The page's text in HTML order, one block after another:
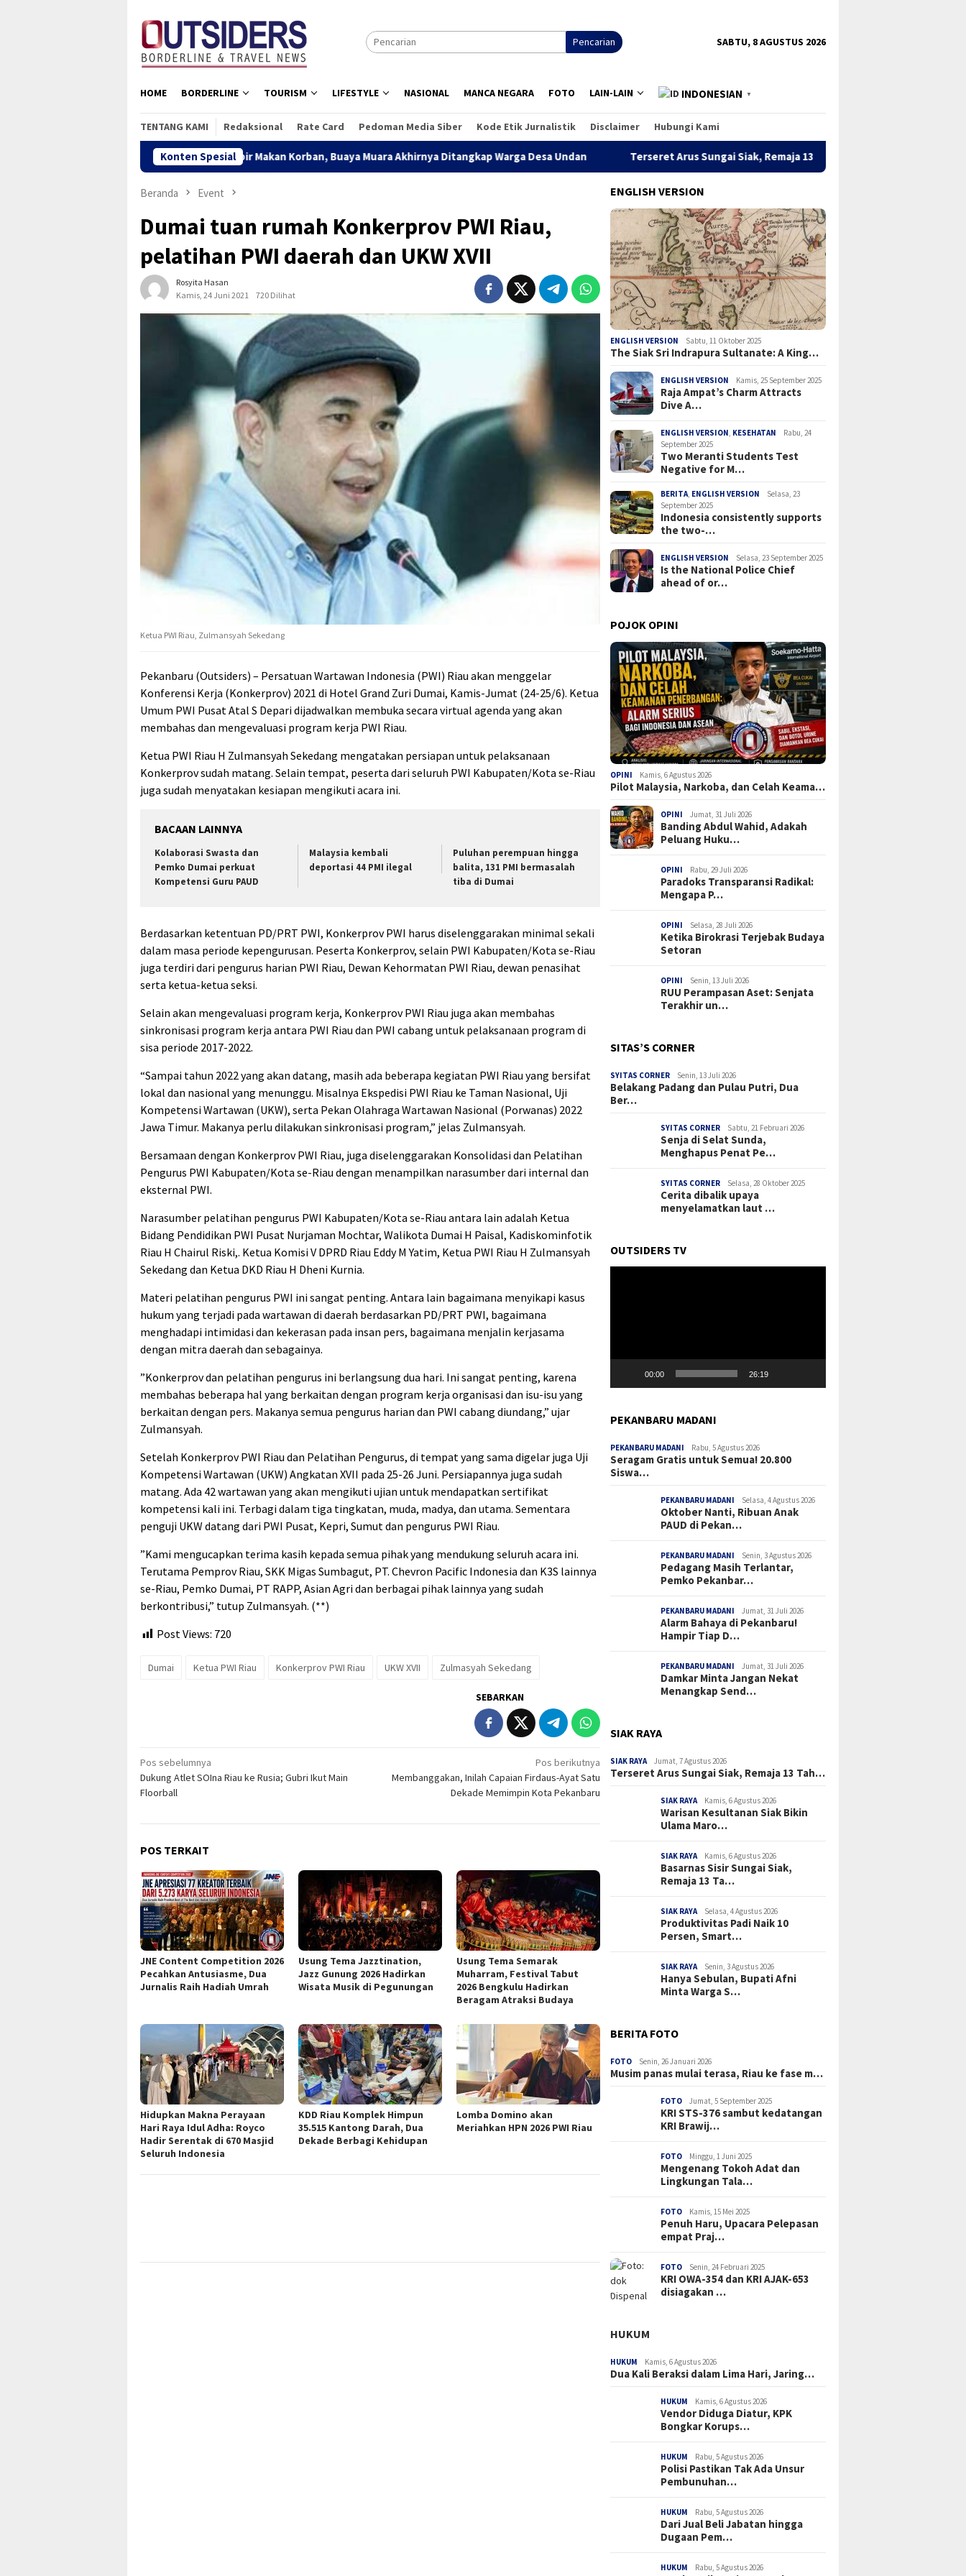
konten
Pencarian SABTU, 8 AGUSTUS 2026
HOME BORDERLINE TOURISM LIFESTYLE NASIONAL MANCA NEGARA FOTO LAIN-LAIN INDONESIAN ▼
TENTANG KAMI Redaksional Rate Card Pedoman Media Siber Kode Etik Jurnalistik Disclaimer Hubungi Kami
Konten Spesial
Hampir Makan Korban, Buaya Muara Akhirnya Ditangkap Warga Desa Undan Terseret Arus Sungai Siak, Remaja 13 Tahun Ditemukan Tewas 3 Km dari Lokasi
Beranda Event
Dumai tuan rumah Konkerprov PWI Riau,
pelatihan PWI daerah dan UKW XVII
Rosyita Hasan
Kamis, 24 Juni 2021
720 Dilihat
Ketua PWI Riau, Zulmansyah Sekedang
Pekanbaru (Outsiders) – Persatuan Wartawan Indonesia (PWI) Riau akan menggelar
Konferensi Kerja (Konkerprov) 2021 di Hotel Grand Zuri Dumai, Kamis-Jumat (24-25/6). Ketua
Umum PWI Pusat Atal S Depari dijadwalkan membuka secara virtual agenda yang akan
membahas dan mengevaluasi program kerja PWI Riau.
Ketua PWI Riau H Zulmansyah Sekedang mengatakan persiapan untuk pelaksanaan
Konkerprov sudah matang. Selain tempat, peserta dari seluruh PWI Kabupaten/Kota se-Riau
juga sudah menyatakan kesiapan mengikuti acara ini.
BACAAN LAINNYA
Kolaborasi Swasta dan
Pemko Dumai perkuat
Kompetensi Guru PAUD
Malaysia kembali
deportasi 44 PMI ilegal
Puluhan perempuan hingga
balita, 131 PMI bermasalah
tiba di Dumai
Berdasarkan ketentuan PD/PRT PWI, Konkerprov PWI harus diselenggarakan minimal sekali
dalam masa periode kepengurusan. Peserta Konkerprov, selain PWI Kabupaten/Kota se-Riau
juga terdiri dari pengurus harian PWI Riau, Dewan Kehormatan PWI Riau, dewan penasihat
serta ketua-ketua seksi.
Selain akan mengevaluasi program kerja, Konkerprov PWI Riau juga akan membahas
sinkronisasi program kerja antara PWI Riau dan PWI cabang untuk pelaksanaan program di
sisa periode 2017-2022.
“Sampai tahun 2022 yang akan datang, masih ada beberapa kegiatan PWI Riau yang bersifat
lokal dan nasional yang menunggu. Misalnya Ekspedisi PWI Riau ke Taman Nasional, Uji
Kompetensi Wartawan (UKW), serta Pekan Olahraga Wartawan Nasional (Porwanas) 2022
Jawa Timur. Makanya perlu dilakukan sinkronisasi program,” jelas Zulmansyah.
Bersamaan dengan Konkerprov PWI Riau, juga diselenggarakan Konsolidasi dan Pelatihan
Pengurus PWI Kabupaten/Kota se-Riau dengan menampilkan narasumber dari internal dan
eksternal PWI.
Narasumber pelatihan pengurus PWI Kabupaten/Kota se-Riau antara lain adalah Ketua
Bidang Pendidikan PWI Pusat Nurjaman Mochtar, Walikota Dumai H Paisal, Kadiskominfotik
Riau H Chairul Riski,. Ketua Komisi V DPRD Riau Eddy M Yatim, Ketua PWI Riau H Zulmansyah
Sekedang dan Ketua DKD Riau H Dheni Kurnia.
Materi pelatihan pengurus PWI ini sangat penting. Antara lain bagaimana menyikapi kasus
hukum yang terjadi pada wartawan di daerah berdasarkan PD/PRT PWI, bagaimana
menghadapi intimidasi dan kekerasan pada insan pers, bagaimana menjalin kerjasama
dengan mitra daerah dan sebagainya.
”Konkerprov dan pelatihan pengurus ini berlangsung dua hari. Ini sangat penting, karena
membahas beberapa hal yang berkaitan dengan program kerja organisasi dan isu-isu yang
berkaitan dengan pers. Makanya semua pengurus harian dan PWI cabang diundang,” ujar
Zulmansyah.
Setelah Konkerprov PWI Riau dan Pelatihan Pengurus, di tempat yang sama digelar juga Uji
Kompetensi Wartawan (UKW) Angkatan XVII pada 25-26 Juni. Persiapannya juga sudah
matang. Ada 42 wartawan yang akan mengikuti ujian untuk mendapatkan sertifikat
kompetensi kali ini. Terbagi dalam tiga tingkatan, muda, madya, dan utama. Sementara
penguji UKW datang dari PWI Pusat, Kepri, Sumut dan pengurus PWI Riau.
”Kami mengucapkan terima kasih kepada semua pihak yang mendukung seluruh acara ini.
Terutama Pemprov Riau, SKK Migas Sumbagut, PT. Chevron Pacific Indonesia dan K3S lainnya
se-Riau, Pemko Dumai, PT RAPP, Asian Agri dan berbagai pihak lainnya yang sudah
berkontribusi,” tutup Zulmansyah. (**)
Post Views: 720
Dumai Ketua PWI Riau Konkerprov PWI Riau UKW XVII Zulmasyah Sekedang
SEBARKAN
Navigasi
pos
Pos sebelumnya
Dukung Atlet SOIna Riau ke Rusia; Gubri Ikut Main
Floorball
Pos berikutnya
Membanggakan, Inilah Capaian Firdaus-Ayat Satu
Dekade Memimpin Kota Pekanbaru
POS TERKAIT
JNE Content Competition 2026
Pecahkan Antusiasme, Dua
Jurnalis Raih Hadiah Umrah
Usung Tema Jazztination,
Jazz Gunung 2026 Hadirkan
Wisata Musik di Pegunungan
Usung Tema Semarak
Muharram, Festival Tabut
2026 Bengkulu Hadirkan
Beragam Atraksi Budaya
Hidupkan Makna Perayaan
Hari Raya Idul Adha: Royco
Hadir Serentak di 670 Masjid
Seluruh Indonesia
KDD Riau Komplek Himpun
35.515 Kantong Darah, Dua
Dekade Berbagi Kehidupan
Lomba Domino akan
Meriahkan HPN 2026 PWI Riau
ENGLISH VERSION
ENGLISH VERSION Sabtu, 11 Oktober 2025
The Siak Sri Indrapura Sultanate: A King…
ENGLISH VERSION Kamis, 25 September 2025
Raja Ampat’s Charm Attracts
Dive A…
ENGLISH VERSION, KESEHATAN
Rabu, 24
September 2025
Two Meranti Students Test
Negative for M…
BERITA, ENGLISH VERSION
Selasa, 23
September 2025
Indonesia consistently supports
the two-…
ENGLISH VERSION Selasa, 23 September 2025
Is the National Police Chief
ahead of or…
POJOK OPINI
OPINI Kamis, 6 Agustus 2026
Pilot Malaysia, Narkoba, dan Celah Keama…
OPINI Jumat, 31 Juli 2026
Banding Abdul Wahid, Adakah
Peluang Huku…
OPINI Rabu, 29 Juli 2026
Paradoks Transparansi Radikal:
Mengapa P…
OPINI Selasa, 28 Juli 2026
Ketika Birokrasi Terjebak Budaya
Setoran
OPINI Senin, 13 Juli 2026
RUU Perampasan Aset: Senjata
Terakhir un…
SITAS’S CORNER
SYITAS CORNER Senin, 13 Juli 2026
Belakang Padang dan Pulau Putri, Dua
Ber…
SYITAS CORNER Sabtu, 21 Februari 2026
Senja di Selat Sunda,
Menghapus Penat Pe…
SYITAS CORNER Selasa, 28 Oktober 2025
Cerita dibalik upaya
menyelamatkan laut …
OUTSIDERS TV
00:00 26:19
PEKANBARU MADANI
PEKANBARU MADANI Rabu, 5 Agustus 2026
Seragam Gratis untuk Semua! 20.800
Siswa…
PEKANBARU MADANI Selasa, 4 Agustus 2026
Oktober Nanti, Ribuan Anak
PAUD di Pekan…
PEKANBARU MADANI Senin, 3 Agustus 2026
Pedagang Masih Terlantar,
Pemko Pekanbar…
PEKANBARU MADANI Jumat, 31 Juli 2026
Alarm Bahaya di Pekanbaru!
Hampir Tiap D…
PEKANBARU MADANI Jumat, 31 Juli 2026
Damkar Minta Jangan Nekat
Menangkap Send…
SIAK RAYA
SIAK RAYA Jumat, 7 Agustus 2026
Terseret Arus Sungai Siak, Remaja 13 Tah…
SIAK RAYA Kamis, 6 Agustus 2026
Warisan Kesultanan Siak Bikin
Ulama Maro…
SIAK RAYA Kamis, 6 Agustus 2026
Basarnas Sisir Sungai Siak,
Remaja 13 Ta…
SIAK RAYA Selasa, 4 Agustus 2026
Produktivitas Padi Naik 10
Persen, Smart…
SIAK RAYA Senin, 3 Agustus 2026
Hanya Sebulan, Bupati Afni
Minta Warga S…
BERITA FOTO
FOTO Senin, 26 Januari 2026
Musim panas mulai terasa, Riau ke fase m…
FOTO Jumat, 5 September 2025
KRI STS-376 sambut kedatangan
KRI Brawij…
FOTO Minggu, 1 Juni 2025
Mengenang Tokoh Adat dan
Lingkungan Tala…
FOTO Kamis, 15 Mei 2025
Penuh Haru, Upacara Pelepasan
empat Praj…
FOTO Senin, 24 Februari 2025
KRI OWA-354 dan KRI AJAK-653
disiagakan …
HUKUM
HUKUM Kamis, 6 Agustus 2026
Dua Kali Beraksi dalam Lima Hari, Jaring…
HUKUM Kamis, 6 Agustus 2026
Vendor Diduga Diatur, KPK
Bongkar Korups…
HUKUM Rabu, 5 Agustus 2026
Polisi Pastikan Tak Ada Unsur
Pembunuhan…
HUKUM Rabu, 5 Agustus 2026
Dari Jual Beli Jabatan hingga
Dugaan Pem…
HUKUM Rabu, 5 Agustus 2026